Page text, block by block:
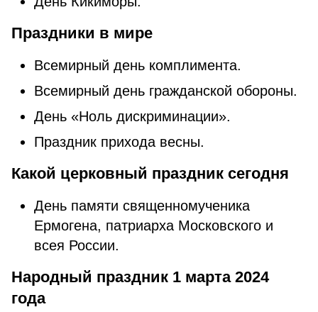
Праздники в мире
Всемирный день комплимента.
Всемирный день гражданской обороны.
День «Ноль дискриминации».
Праздник прихода весны.
Какой церковный праздник сегодня
День памяти священномученика
Ермогена, патриарха Московского и
всея России.
Народный праздник 1 марта 2024
года